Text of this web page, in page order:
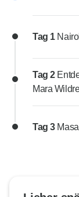
Tag 1
Tag 2
Mara
Tag 3